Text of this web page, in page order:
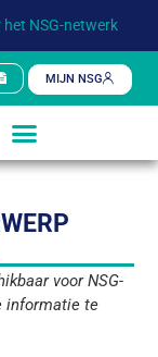
het NSG-netwerk
MIJN NSG
voor NSG-
informatie te